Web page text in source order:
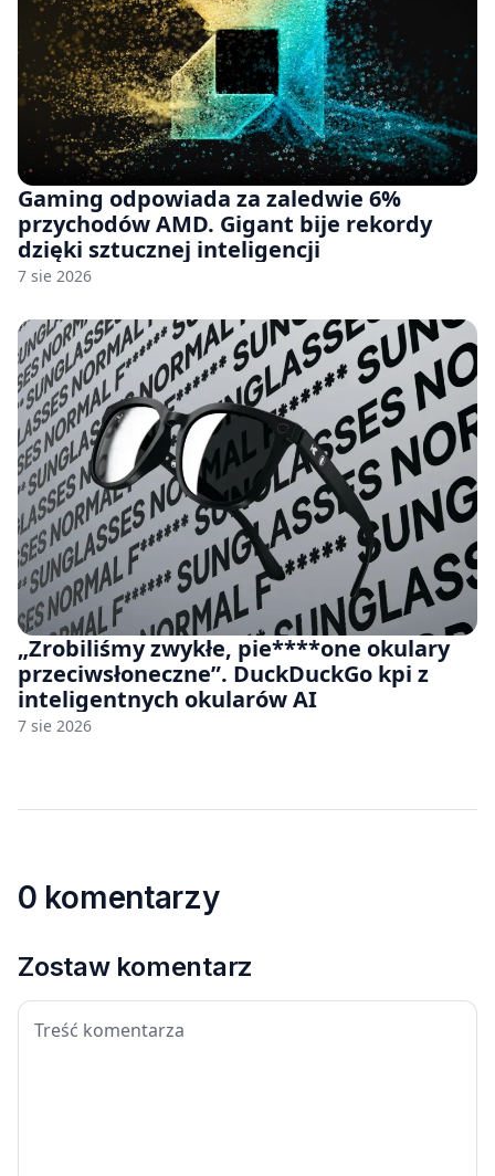
Gaming odpowiada za zaledwie 6%
przychodów AMD. Gigant bije rekordy
dzięki sztucznej inteligencji
7 sie 2026
„Zrobiliśmy zwykłe, pie****one okulary
przeciwsłoneczne”. DuckDuckGo kpi z
inteligentnych okularów AI
7 sie 2026
0 komentarzy
Zostaw komentarz